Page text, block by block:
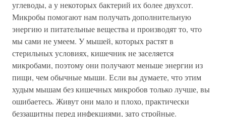
углеводы, а у некоторых бактерий их более двухсот.
Микробы помогают нам получать дополнительную
энергию и питательные вещества и производят то, что
мы сами не умеем. У мышей, которых растят в
стерильных условиях, кишечник не заселяется
микробами, поэтому они получают меньше энергии из
пищи, чем обычные мыши. Если вы думаете, что этим
худым мышам без кишечных микробов только лучше, вы
ошибаетесь. Живут они мало и плохо, практически
беззащитны перед инфекциями, зато стройные.